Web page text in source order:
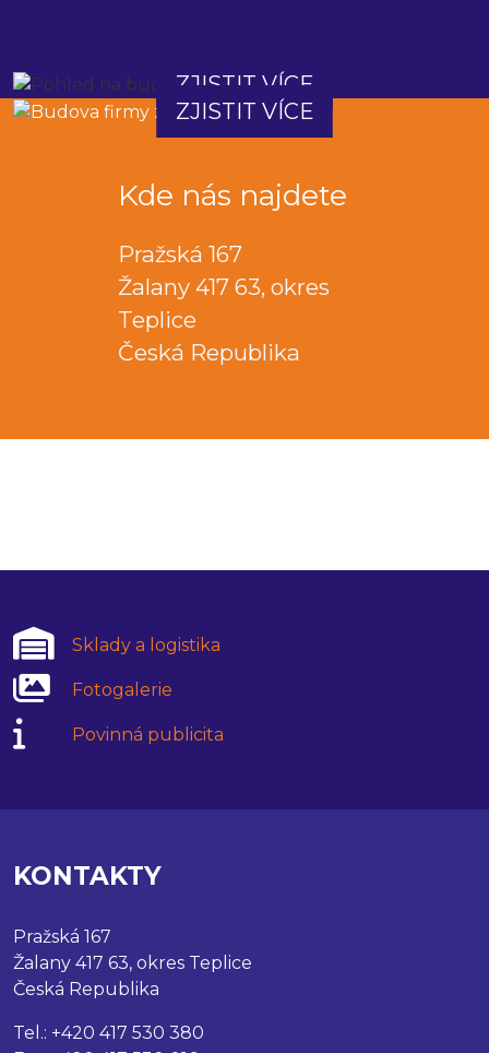
ZJISTIT VÍCE
ZJISTIT VÍCE
Kde nás najdete
Pražská 167
Žalany 417 63, okres
Teplice
Česká Republika
Sklady a logistika
Fotogalerie
Povinná publicita
KONTAKTY
Pražská 167
Žalany 417 63, okres Teplice
Česká Republika
Tel.: +420 417 530 380